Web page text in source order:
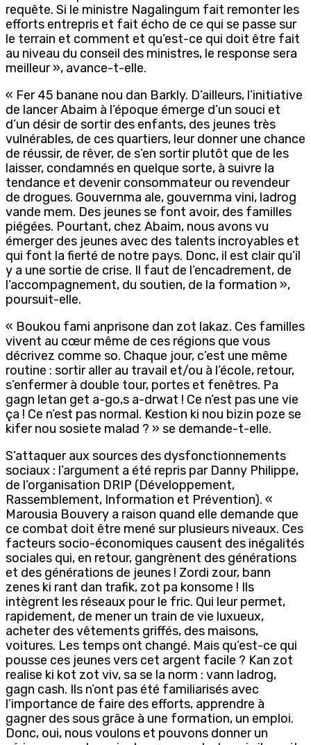
requête. Si le ministre Nagalingum fait remonter les
efforts entrepris et fait écho de ce qui se passe sur
le terrain et comment et qu’est-ce qui doit être fait
au niveau du conseil des ministres, le response sera
meilleur », avance-t-elle.
« Fer 45 banane nou dan Barkly. D’ailleurs, l’initiative
de lancer Abaim à l’époque émerge d’un souci et
d’un désir de sortir des enfants, des jeunes très
vulnérables, de ces quartiers, leur donner une chance
de réussir, de rêver, de s’en sortir plutôt que de les
laisser, condamnés en quelque sorte, à suivre la
tendance et devenir consommateur ou revendeur
de drogues. Gouvernma ale, gouvernma vini, ladrog
vande mem. Des jeunes se font avoir, des familles
piégées. Pourtant, chez Abaim, nous avons vu
émerger des jeunes avec des talents incroyables et
qui font la fierté de notre pays. Donc, il est clair qu’il
y a une sortie de crise. Il faut de l’encadrement, de
l’accompagnement, du soutien, de la formation »,
poursuit-elle.
« Boukou fami anprisone dan zot lakaz. Ces familles
vivent au cœur même de ces régions que vous
décrivez comme so. Chaque jour, c’est une même
routine : sortir aller au travail et/ou à l’école, retour,
s’enfermer à double tour, portes et fenêtres. Pa
gagn letan get a-go,s a-drwat ! Ce n’est pas une vie
ça ! Ce n’est pas normal. Kestion ki nou bizin poze se
kifer nou sosiete malad ? » se demande-t-elle.
S’attaquer aux sources des dysfonctionnements
sociaux : l’argument a été repris par Danny Philippe,
de l’organisation DRIP (Développement,
Rassemblement, Information et Prévention). «
Marousia Bouvery a raison quand elle demande que
ce combat doit être mené sur plusieurs niveaux. Ces
facteurs socio-économiques causent des inégalités
sociales qui, en retour, gangrènent des générations
et des générations de jeunes ! Zordi zour, bann
zenes ki rant dan trafik, zot pa konsome ! Ils
intègrent les réseaux pour le fric. Qui leur permet,
rapidement, de mener un train de vie luxueux,
acheter des vêtements griffés, des maisons,
voitures. Les temps ont changé. Mais qu’est-ce qui
pousse ces jeunes vers cet argent facile ? Kan zot
realise ki kot zot viv, sa se la norm : vann ladrog,
gagn cash. Ils n’ont pas été familiarisés avec
l’importance de faire des efforts, apprendre à
gagner des sous grâce à une formation, un emploi.
Donc, oui, nous voulons et pouvons donner un